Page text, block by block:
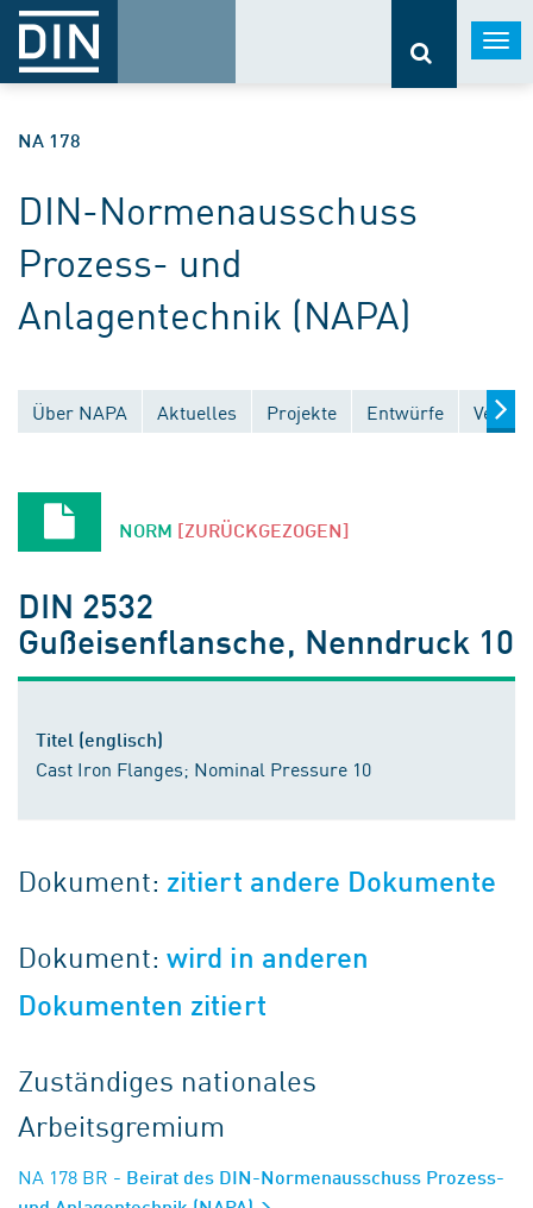
NA 178
DIN-Normenausschuss
Prozess- und
Anlagentechnik (NAPA)
Über NAPA Aktuelles Projekte Entwürfe
NORM [ZURÜCKGEZOGEN]
DIN 2532
Gußeisenflansche, Nenndruck 10
Titel (englisch)
Cast Iron Flanges; Nominal Pressure 10
Dokument: zitiert andere Dokumente
Dokument:wird in anderen
Dokumenten zitiert
Zuständiges nationales
Arbeitsgremium
NA 178 BR - Beirat des DIN-Normenausschuss Prozess-